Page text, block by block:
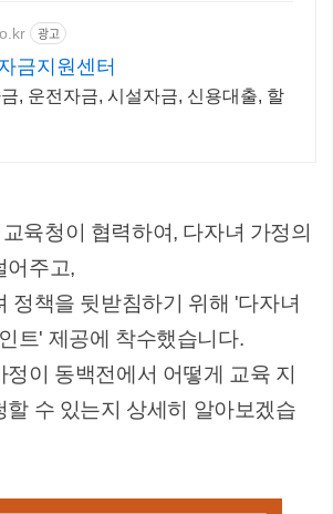
광고
금지원센터
, 운전자금, 시설자금, 신용대출, 할
육청이 협력하여, 다자녀 가정의
어주고,
정책을 뒷받침하기 위해 '다자녀
트' 제공에 착수했습니다.
정이 동백전에서 어떻게 교육 지
할 수 있는지 상세히 알아보겠습